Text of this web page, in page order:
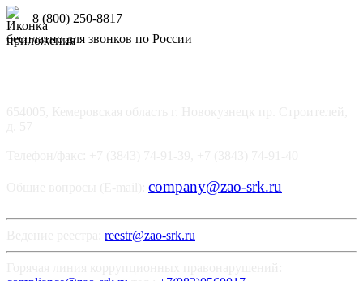
8 (800) 250-8817
бесплатно для звонков по России
company@zao-srk.ru
reestr@zao-srk.ru